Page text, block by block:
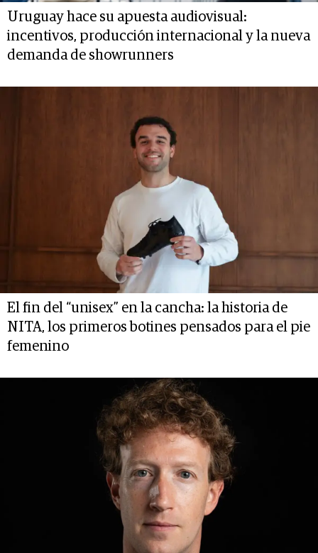
Uruguay hace su apuesta audiovisual:
incentivos, producción internacional y la nueva
demanda de showrunners
El fin del “unisex” en la cancha: la historia de
NITA, los primeros botines pensados para el pie
femenino